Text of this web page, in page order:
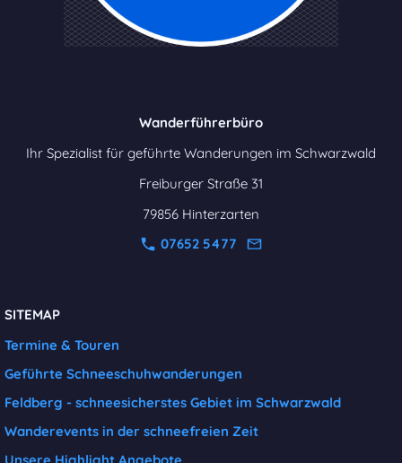
Wanderführerbüro
Ihr Spezialist für geführte Wanderungen im Schwarzwald
Freiburger Straße 31
79856 Hinterzarten
07652 5477
SITEMAP
Termine & Touren
Geführte Schneeschuhwanderungen
Feldberg - schneesicherstes Gebiet im Schwarzwald
Wanderevents in der schneefreien Zeit